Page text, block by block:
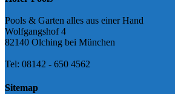
Pools & Garten alles aus einer Hand
Wolfgangshof 4
82140 Olching bei München
Tel: 08142 - 650 4562
Sitemap